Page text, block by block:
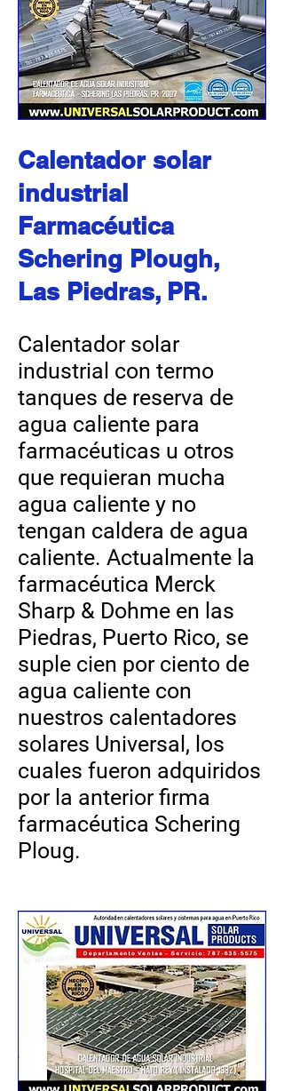
Calentador solar
industrial
Farmacéutica
Schering Plough,
Las Piedras, PR.
Calentador solar
industrial con termo
tanques de reserva de
agua caliente para
farmacéuticas u otros
que requieran mucha
agua caliente y no
tengan caldera de agua
caliente. Actualmente la
farmacéutica Merck
Sharp & Dohme en las
Piedras, Puerto Rico, se
suple cien por ciento de
agua caliente con
nuestros calentadores
solares Universal, los
cuales fueron adquiridos
por la anterior firma
farmacéutica Schering
Ploug.